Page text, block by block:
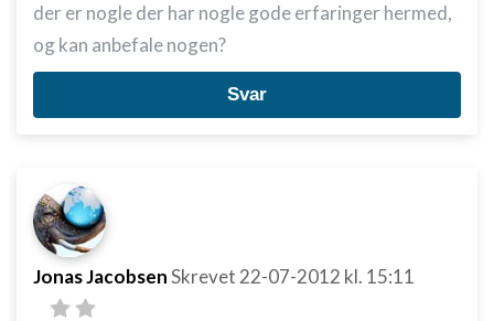
der er nogle der har nogle gode erfaringer hermed,
og kan anbefale nogen?
Svar
Jonas JacobsenSkrevet 22-07-2012 kl. 15:11